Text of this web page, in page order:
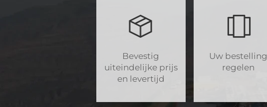
Bevestig
uiteindelijke prijs
en levertijd
Uw bestelling
regelen